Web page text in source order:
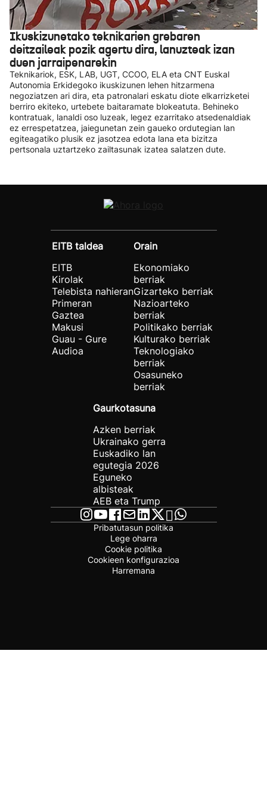
Ikuskizunetako teknikarien grebaren
deitzaileak pozik agertu dira, lanuzteak izan
duen jarraipenarekin
Teknikariok, ESK, LAB, UGT, CCOO, ELA eta CNT Euskal
Autonomia Erkidegoko ikuskizunen lehen hitzarmena
negoziatzen ari dira, eta patronalari eskatu diote elkarrizketei
berriro ekiteko, urtebete baitaramate blokeatuta. Behineko
kontratuak, lanaldi oso luzeak, legez ezarritako atsedenaldiak
ez errespetatzea, jaiegunetan zein gaueko ordutegian lan
egiteagatiko plusik ez jasotzea edota lana eta bizitza
pertsonala uztartzeko zailtasunak izatea salatzen dute.
EITB taldea
EITB
Kirolak
Telebista nahieran
Primeran
Gaztea
Makusi
Guau - Gure
Audioa
Orain
Ekonomiako
berriak
Gizarteko berriak
Nazioarteko
berriak
Politikako berriak
Kulturako berriak
Teknologiako
berriak
Osasuneko
berriak
Gaurkotasuna
Azken berriak
Ukrainako gerra
Euskadiko lan
egutegia 2026
Eguneko
albisteak
AEB eta Trump
Pribatutasun politika
Lege oharra
Cookie politika
Cookieen konfigurazioa
Harremana